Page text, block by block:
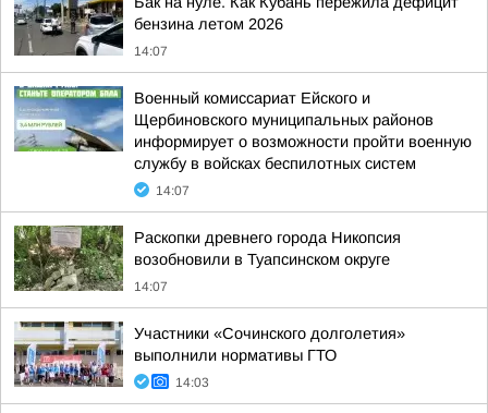
бензина летом 2026
14:07
Военный комиссариат Ейского и
Щербиновского муниципальных районов
информирует о возможности пройти военную
службу в войсках беспилотных систем
14:07
Раскопки древнего города Никопсия
возобновили в Туапсинском округе
14:07
Участники «Сочинского долголетия»
выполнили нормативы ГТО
14:03